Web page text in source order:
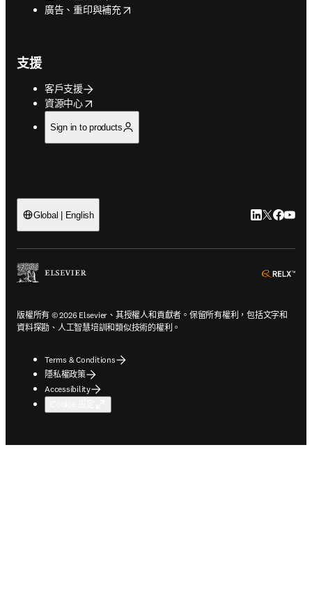
廣告、重印與補充
opens in new tab/window
支援
客戶支援
資源中心
opens in new tab/window
Sign in to products
Global | English LinkedIn 打
Twitter 打
版權所有 © 2026 Elsevier、其授權人和貢獻者。保留所有權利，包括文字和
資料探勘、人工智慧培訓和類似技術的權利。
Terms & Conditions
隱私權政策
Accessibility